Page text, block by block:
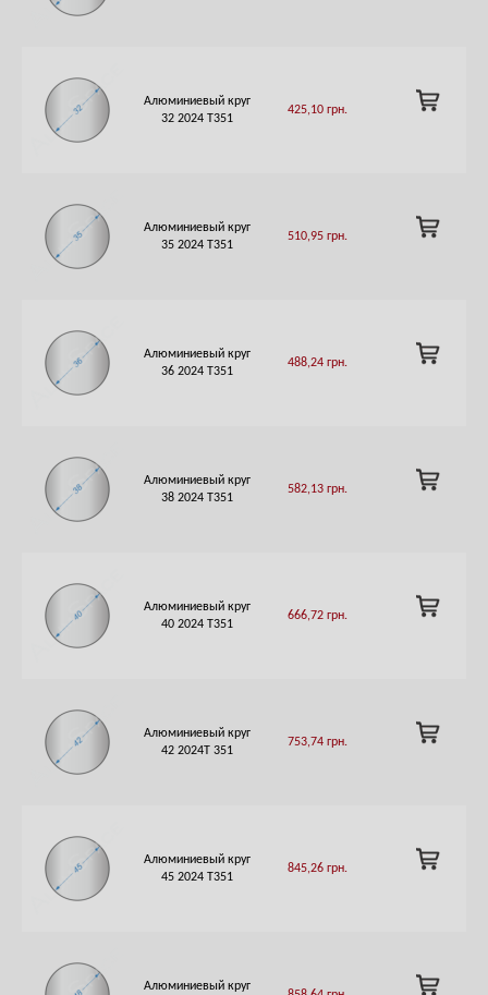
Алюминиевый круг
32 2024 Т351
425,10 грн.
ADD
TO
Алюминиевый круг
35 2024 Т351
510,95 грн.
ADD
TO
Алюминиевый круг
36 2024 Т351
488,24 грн.
ADD
TO
Алюминиевый круг
38 2024 Т351
582,13 грн.
ADD
TO
Алюминиевый круг
40 2024 Т351
666,72 грн.
ADD
TO
Алюминиевый круг
42 2024Т 351
753,74 грн.
ADD
TO
Алюминиевый круг
45 2024 Т351
845,26 грн.
ADD
TO
Алюминиевый круг
ADD